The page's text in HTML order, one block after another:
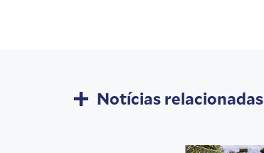
Notícias relacionadas